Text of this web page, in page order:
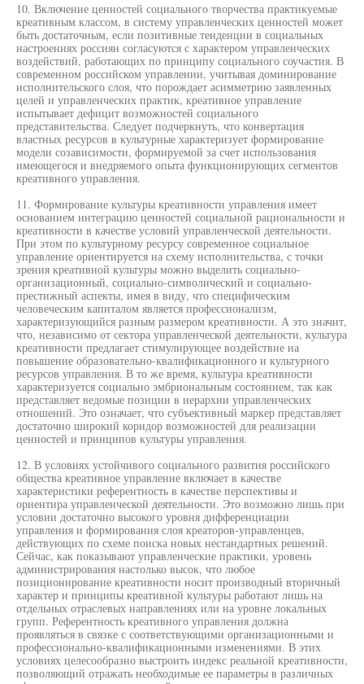
10. Включение ценностей социального творчества практикуемые
креативным классом, в систему управленческих ценностей может
быть достаточным, если позитивные тенденции в социальных
настроениях россиян согласуются с характером управленческих
воздействий, работающих по принципу социального соучастия. В
современном российском управлении, учитывая доминирование
исполнительского слоя, что порождает асимметрию заявленных
целей и управленческих практик, креативное управление
испытывает дефицит возможностей социального
представительства. Следует подчеркнуть, что конвертация
властных ресурсов в культурные характеризует формирование
модели созависимости, формируемой за счет использования
имеющегося и внедряемого опыта функционирующих сегментов
креативного управления.
11. Формирование культуры креативности управления имеет
основанием интеграцию ценностей социальной рациональности и
креативности в качестве условий управленческой деятельности.
При этом по культурному ресурсу современное социальное
управление ориентируется на схему исполнительства, с точки
зрения креативной культуры можно выделить социально-
организационный, социально-символический и социально-
престижный аспекты, имея в виду, что специфическим
человеческим капиталом является профессионализм,
характеризующийся разным размером креативности. А это значит,
что, независимо от сектора управленческой деятельности, культура
креативности предлагает стимулирующее воздействие на
повышение образовательно-квалификационного и культурного
ресурсов управления. В то же время, культура креативности
характеризуется социально эмбриональным состоянием, так как
представляет ведомые позиции в иерархии управленческих
отношений. Это означает, что субъективный маркер представляет
достаточно широкий коридор возможностей для реализации
ценностей и принципов культуры управления.
12. В условиях устойчивого социального развития российского
общества креативное управление включает в качестве
характеристики референтность в качестве перспективы и
ориентира управленческой деятельности. Это возможно лишь при
условии достаточно высокого уровня дифференциации
управления и формирования слоя креаторов-управленцев,
действующих по схеме поиска новых нестандартных решений.
Сейчас, как показывают управленческие практики, уровень
администрирования настолько высок, что любое
позиционирование креативности носит производный вторичный
характер и принципы креативной культуры работают лишь на
отдельных отраслевых направлениях или на уровне локальных
групп. Референтность креативного управления должна
проявляться в связке с соответствующими организационными и
профессионально-квалификационными изменениями. В этих
условиях целесообразно выстроить индекс реальной креативности,
позволяющий отражать необходимые ее параметры в различных